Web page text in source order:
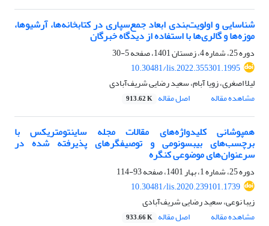
شناسایی و اولویت‌بندی ابعاد جمع‌سپاری در کتابخانه‌ها، آرشیوها،
موزه‌ها و گالری‌ها با استفاده از دیدگاه خبرگان
دوره 25، شماره 4، زمستان 1401، صفحه
5-30
10.30481/lis.2022.355301.1995
لیلا اصغری، زویا آبام، سعید رضایی شریف‌آبادی
مشاهده مقاله
اصل مقاله 913.62 K
همپوشانی کلیدواژه‌های مقالات مجله ساینتومتریکس با
برچسب‌های بیبسونومی و توصیفگرهای پذیرفته شده در
سرعنوان‌های موضوعی کنگره
دوره 25، شماره 1، بهار 1401، صفحه
93-114
10.30481/lis.2020.239101.1739
زیبا نوعی، سعید رضایی شریف‌آبادی
مشاهده مقاله
اصل مقاله 933.66 K